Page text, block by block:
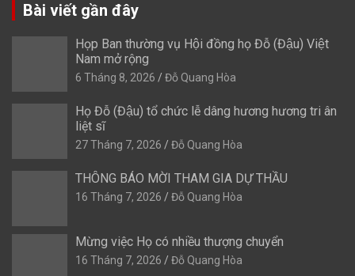
Bài viết gần đây
Họp Ban thường vụ Hội đồng họ Đỗ (Đậu) Việt
Nam mở rộng
6 Tháng 8, 2026 Đỗ Quang Hòa
Họ Đỗ (Đậu) tổ chức lễ dâng hương hương tri ân
liệt sĩ
27 Tháng 7, 2026 Đỗ Quang Hòa
THÔNG BÁO MỜI THAM GIA DỰ THẦU
16 Tháng 7, 2026 Đỗ Quang Hòa
Mừng việc Họ có nhiều thượng chuyển
16 Tháng 7, 2026 Đỗ Quang Hòa